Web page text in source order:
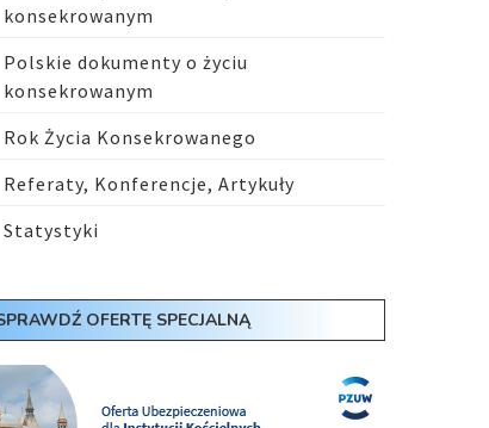
konsekrowanym
Polskie dokumenty o życiu
konsekrowanym
Rok Życia Konsekrowanego
Referaty, Konferencje, Artykuły
Statystyki
OFERTĘ SPECJALNĄ